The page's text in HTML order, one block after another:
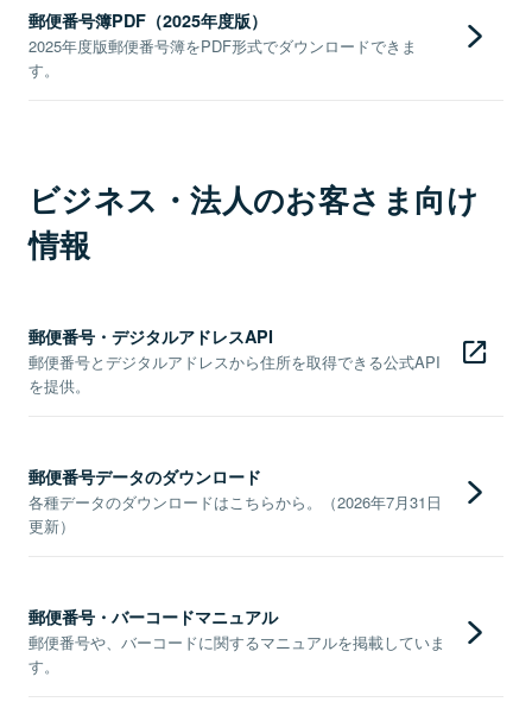
郵便番号簿PDF（2025年度版）
2025年度版郵便番号簿をPDF形式でダウンロードできま
す。
ビジネス・法人のお客さま向け
情報
郵便番号・デジタルアドレスAPI
郵便番号とデジタルアドレスから住所を取得できる公式API
を提供。
郵便番号データのダウンロード
各種データのダウンロードはこちらから。（2026年7月31日
更新）
郵便番号・バーコードマニュアル
郵便番号や、バーコードに関するマニュアルを掲載していま
す。